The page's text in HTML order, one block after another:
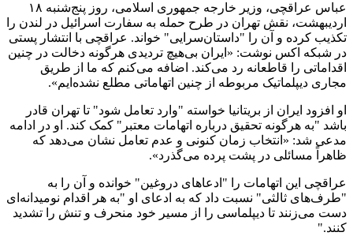
عباس عراقچی، وزیر خارجه جمهوری اسلامی، روز پنج‌شنبه ۱۸
اردیبهشت، نقش تهران در طرح حمله به سفارت اسرائیل در لندن را
تکذیب کرده و آن را "داستان‌سرایی" خواند. عراقچی با انتشار پستی
در شبکه اکس نوشت: «ایران بی‌هیچ تردیدی هرگونه دخالت در چنین
اقداماتی را قاطعانه رد می‌کند. اضافه می‌کنم که ما از طریق
مجاری دیپلماتیک مربوطه از چنین اتهاماتی مطلع نشده‌ایم».
او افزود ایران از بریتانیا خواسته "وارد تعامل شود" تا تهران قادر
باشد "به هرگونه تحقیق درباره اتهامات معتبر" کمک کند. او در ادامه
مدعی شد: «انتخاب زمان کنونی و عدم تعامل نشان می‌دهد که
ظاهراً مسائلی در پشت پرده می‌گذرد».
عراقچی این اتهامات را "ادعاهای دروغین" خوانده و آن را به
"طرف‌های ثالثی" نسبت داد که به ادعای او "به هر اقدام نومیدانه‌ای
دست می‌زنند تا دیپلماسی را از مسیر خود منحرف و تنش را تشدید
کنند."